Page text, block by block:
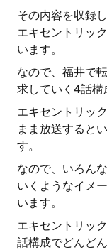
その内容を収録
エキセントリッ
います。
なので、福井で
求していく4話構
エキセントリッ
まま放送すると
す。
なので、いろん
いくようなイメ
います。
エキセントリッ
話構成でどんど